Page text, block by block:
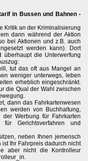
in Bussen und Bahnen -
Kritik an der Kriminalisierung
dann während der Aktion
bei Aktionen und z.B. auch
werden kann). Dort
überhaupt die Unterwerfung
tut das oft aus Mangel an
weniger unterwegs, leben
erheblich eingeschränkt.
die Qual der Wahl zwischen
dann das Fahrkartenwesen
werden von Buchhaltung,
der Werbung für Fahrkarten
Gerichtsverfahren und
neben Ihnen jemensch
Ihr Fahrpreis dadurch nicht
aber nicht die Kontrolleur